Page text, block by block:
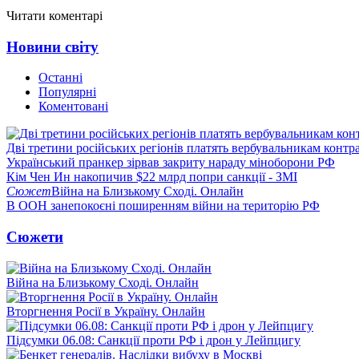
Читати коментарі
Новини світу
Останні
Популярні
Коментовані
Дві третини російських регіонів платять вербувальникам
Український пранкер зірвав закриту нараду міноборони РФ
Кім Чен Ин накопичив $22 млрд попри санкції - ЗМІ
СюжетВійна на Близькому Сході. Онлайн
В ООН занепокоєні поширенням війни на територію РФ
Сюжети
Війна на Близькому Сході. Онлайн
Вторгнення Росії в Україну. Онлайн
Підсумки 06.08: Санкції проти РФ і дрон у Лейпцигу